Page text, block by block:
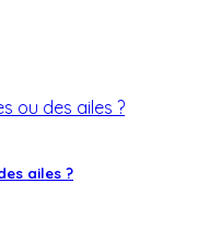
ailes ?